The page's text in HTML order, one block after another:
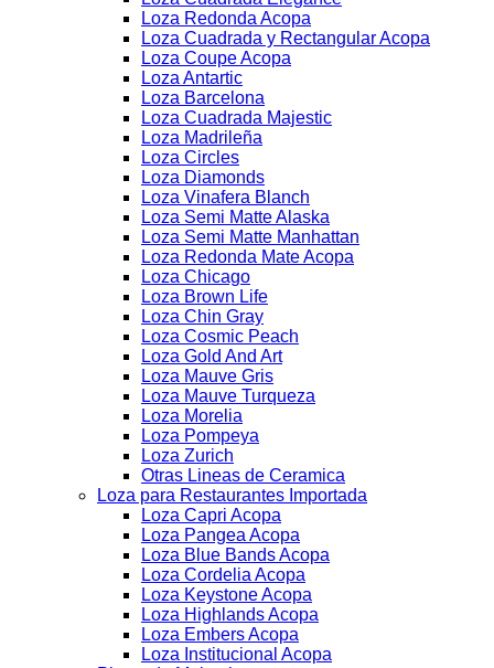
Loza Redonda Acopa
Loza Cuadrada y Rectangular Acopa
Loza Coupe Acopa
Loza Antartic
Loza Barcelona
Loza Cuadrada Majestic
Loza Madrileña
Loza Circles
Loza Diamonds
Loza Vinafera Blanch
Loza Semi Matte Alaska
Loza Semi Matte Manhattan
Loza Redonda Mate Acopa
Loza Chicago
Loza Brown Life
Loza Chin Gray
Loza Cosmic Peach
Loza Gold And Art
Loza Mauve Gris
Loza Mauve Turqueza
Loza Morelia
Loza Pompeya
Loza Zurich
Otras Lineas de Ceramica
Loza para Restaurantes Importada
Loza Capri Acopa
Loza Pangea Acopa
Loza Blue Bands Acopa
Loza Cordelia Acopa
Loza Keystone Acopa
Loza Highlands Acopa
Loza Embers Acopa
Loza Institucional Acopa